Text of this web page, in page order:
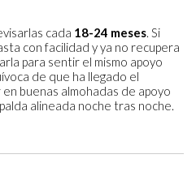
cada 18-24 meses . Si
con facilidad y ya no recupera
para sentir el mismo apoyo
de que ha llegado el
buenas almohadas de apoyo
alineada noche tras noche.